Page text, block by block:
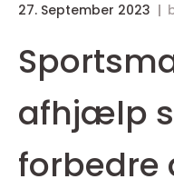
27. September 2023
afhjælp